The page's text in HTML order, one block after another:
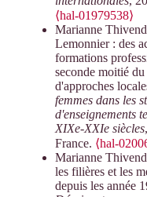
⟨hal-01979538⟩
Marianne
Lemonnier : des
formations
seconde moitié
d'approches
femmes dans les
d'enseignements
XIXe-XXIe siècles
France. ⟨hal-
Marianne
les filières et les
depuis les année